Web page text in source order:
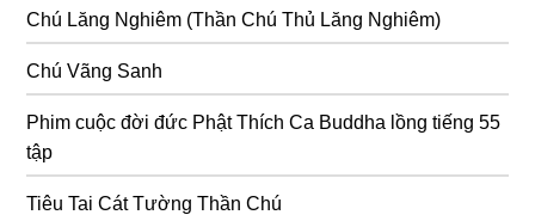
Chú Lăng Nghiêm (Thần Chú Thủ Lăng Nghiêm)
Chú Vãng Sanh
Phim cuộc đời đức Phật Thích Ca Buddha lồng tiếng 55
tập
Tiêu Tai Cát Tường Thần Chú